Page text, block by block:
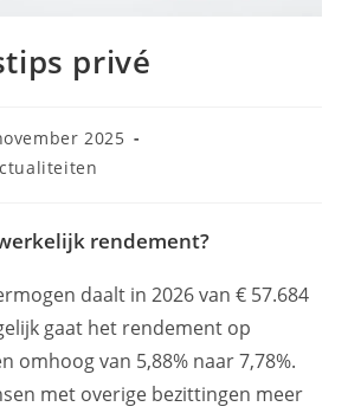
privé
2025
rendement?
daalt in 2026 van € 57.684
gaat het rendement op
omhoog van 5,88% naar 7,78%.
met overige bezittingen meer